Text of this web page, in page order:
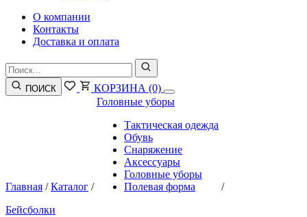
О компании
Контакты
Доставка и оплата
ПОИСК КОРЗИНА (0)
Главная /Каталог /
Головные уборы
Тактическая одежда
Обувь
Снаряжение
Аксессуары
Головные уборы
Полевая форма
/
Бейсболки